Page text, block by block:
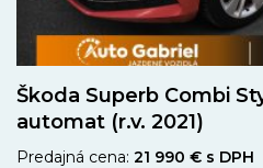
Škoda Superb Combi
automat (r.v. 2021)
Predajná cena: 21 990 € s DPH